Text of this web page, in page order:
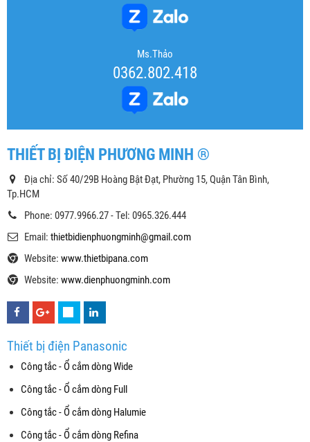
Ms.Thảo
0362.802.418
THIẾT BỊ ĐIỆN PHƯƠNG MINH ®
Địa chỉ: Số 40/29B Hoàng Bật Đạt, Phường 15, Quận Tân Bình,
Tp.HCM
Phone: 0977.9966.27 - Tel: 0965.326.444
Email: thietbidienphuongminh@gmail.com
Website: www.thietbipana.com
Website: www.dienphuongminh.com
Thiết bị điện Panasonic
Công tắc - Ổ cắm dòng Wide
Công tắc - Ổ cắm dòng Full
Công tắc - Ổ cắm dòng Halumie
Công tắc - Ổ cắm dòng Refina